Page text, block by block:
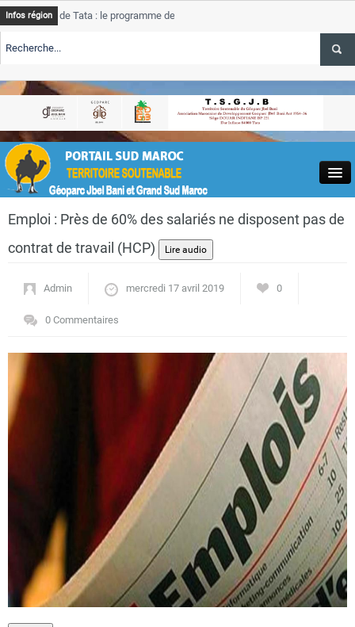
Close
Actualités
Circuits touristiques
Tourisme
Régions
Hotels
Evenements
Infos région
de Tata : le programme de rehabilitation post-inondations
ALERTE TSGJB Tourisme : l’ONMT renforce l’aerien a Dakhla et
ALERTE TSGJB Tourisme au Maroc : Transavia renforce les vols Paris-
Emploi : Près de 60% des salariés ne disposent pas de
contrat de travail (HCP)
Admin mercredi 17 avril 2019 0
0 Commentaires